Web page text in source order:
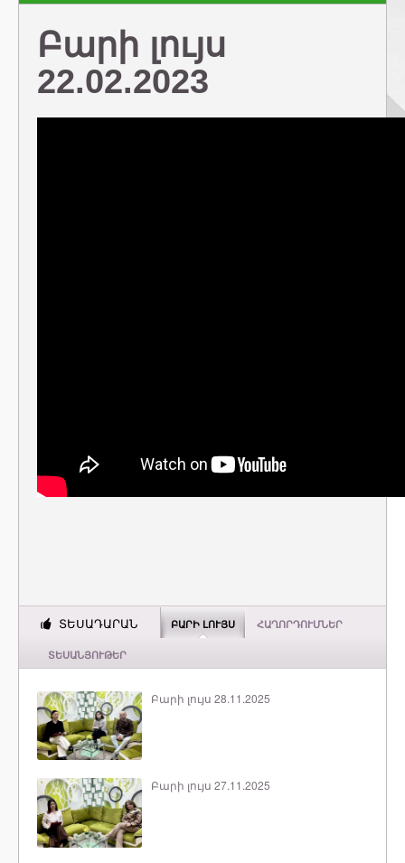
Բարի լույս
22.02.2023
ՏԵՍԱԴԱՐԱՆ ԲԱՐԻ ԼՈՒՅՍ ՀԱՂՈՐԴՈՒՄՆԵՐ
ՏԵՍԱՆՅՈՒԹԵՐ
Բարի լույս 28.11.2025
Բարի լույս 27.11.2025